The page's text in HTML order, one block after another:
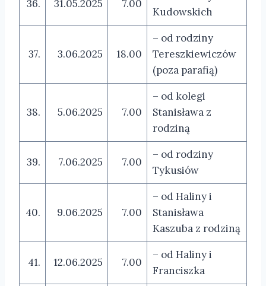
36. 31.05.2025 7.00
Kudowskich
37. 3.06.2025 18.00
– od rodziny
Tereszkiewiczów
(poza parafią)
38. 5.06.2025 7.00
– od kolegi
Stanisława z
rodziną
39. 7.06.2025 7.00
– od rodziny
Tykusiów
40. 9.06.2025 7.00
– od Haliny i
Stanisława
Kaszuba z rodziną
41. 12.06.2025 7.00
– od Haliny i
Franciszka